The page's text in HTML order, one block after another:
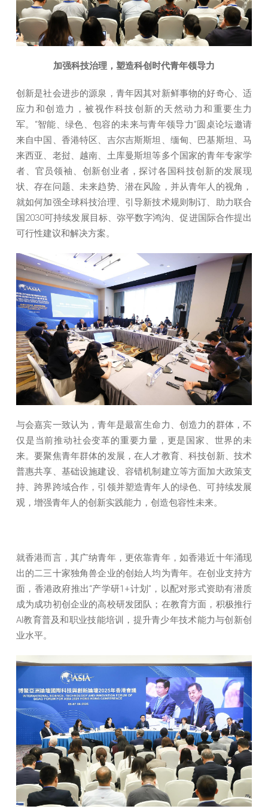
加强科技治理，塑造科创时代青年领导力
创新是社会进步的源泉，青年因其对新鲜事物的好奇心、适
应力和创造力，被视作科技创新的天然动力和重要生力
军。“智能、绿色、包容的未来与青年领导力”圆桌论坛邀请
来自中国、香港特区、吉尔吉斯斯坦、缅甸、巴基斯坦、马
来西亚、老挝、越南、土库曼斯坦等多个国家的青年专家学
者、官员领袖、创新创业者，探讨各国科技创新的发展现
状、存在问题、未来趋势、潜在风险，并从青年人的视角，
就如何加强全球科技治理、引导新技术规则制订、助力联合
国2030可持续发展目标、弥平数字鸿沟、促进国际合作提出
可行性建议和解决方案。
与会嘉宾一致认为，青年是最富生命力、创造力的群体，不
仅是当前推动社会变革的重要力量，更是国家、世界的未
来。要聚焦青年群体的发展，在人才教育、科技创新、技术
普惠共享、基础设施建设、容错机制建立等方面加大政策支
持、跨界跨域合作，引领并塑造青年人的绿色、可持续发展
观，增强青年人的创新实践能力，创造包容性未来。
就香港而言，其广纳青年，更依靠青年，如香港近十年涌现
出的二三十家独角兽企业的创始人均为青年。在创业支持方
面，香港政府推出“产学研1+计划”，以配对形式资助有潜质
成为成功初创企业的高校研发团队；在教育方面，积极推行
AI教育普及和职业技能培训，提升青少年技术能力与创新创
业水平。